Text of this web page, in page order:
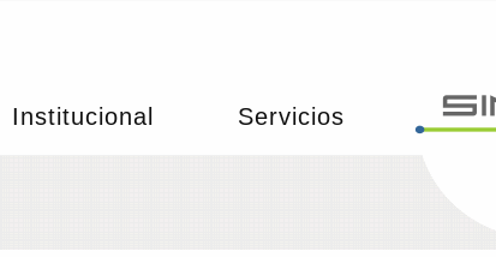
Institucional Servicios